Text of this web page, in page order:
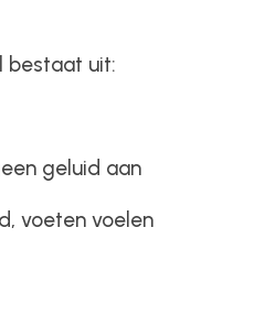
bestaat uit:
geluid aan
voeten voelen